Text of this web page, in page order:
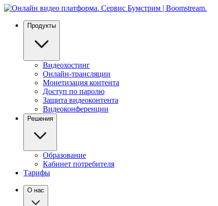
Продукты
Видеохостинг
Онлайн-трансляции
Монетизация контента
Доступ по паролю
Защита видеоконтента
Видеоконференции
Решения
Образование
Кабинет потребителя
Тарифы
О нас